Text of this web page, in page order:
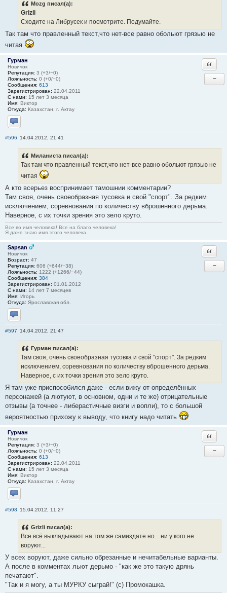
Mozg писал(а):
Grizli
Сходите на Либрусек и посмотрите. Подумайте.
Так там что правленный текст,что нет-все равно обольют грязью не
читая
Гурман
Новичок
Репутация: 3 (+3/−0)
Лояльность: 0 (+0/−0)
Сообщения: 613
Зарегистрирован: 22.04.2011
С нами: 15 лет 3 месяца
Имя: Виктор
Откуда: Казахстан, г. Актау
Отправить личное сообщение
−
#596 14.04.2012, 21:41
Миланиста писал(а):
Так там что правленный текст,что нет-все равно обольют грязью не
читая
А кто всерьез воспринимает тамошнии комментарии?
Там своя, очень своеобразная тусовка и свой "спорт". За редким
исключением, соревнования по количеству вброшенного дерьма.
Наверное, с их точки зрения это зело круто.
Все во имя человека! Все на благо человека!
Я даже знаю имя этого человека.
Sapsan
Новичок
Возраст: 47
Репутация: 606 (+644/−38)
Лояльность: 1222 (+1266/−44)
Сообщения: 384
Зарегистрирован: 01.01.2012
С нами: 14 лет 7 месяцев
Имя: Игорь
Откуда: Ярославская обл.
Отправить личное сообщение
−
#597 14.04.2012, 21:47
Гурман писал(а):
Там своя, очень своеобразная тусовка и свой "спорт". За редким
исключением, соревнования по количеству вброшенного дерьма.
Наверное, с их точки зрения это зело круто.
Я там уже приспособился даже - если вижу от определённых
персонажей (а лютуют, в основном, одни и те же) отрицательные
отзывы (а точнее - либерастичные визги и вопли), то с большой
вероятностью прихожу к выводу, что книгу надо читать
Гурман
Новичок
Репутация: 3 (+3/−0)
Лояльность: 0 (+0/−0)
Сообщения: 613
Зарегистрирован: 22.04.2011
С нами: 15 лет 3 месяца
Имя: Виктор
Откуда: Казахстан, г. Актау
Отправить личное сообщение
−
#598 15.04.2012, 11:27
Grizli писал(а):
Все всё выкладывают на том же самиздате но... ни у кого не
воруют...
У всех воруют, даже сильно обрезанные и нечитабельные варианты.
А после в комментах льют дерьмо - "как же это такую дрянь
печатают".
"Так и я могу, а ты МУРКУ сыграй!" (с) Промокашка.